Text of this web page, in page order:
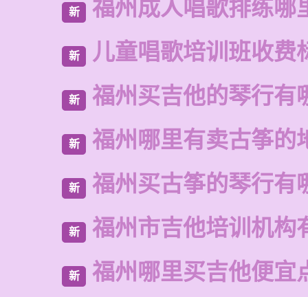
新 福州成人唱歌排练哪
新 儿童唱歌培训班收费
新 福州买吉他的琴行有
新 福州哪里有卖古筝的
新 福州买古筝的琴行有
新 福州市吉他培训机构
新 福州哪里买吉他便宜